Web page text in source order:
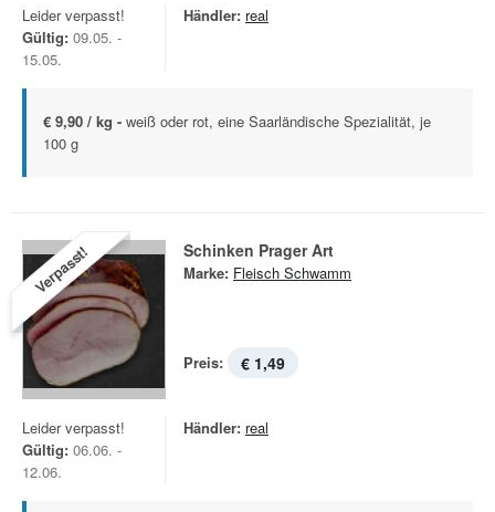
Leider verpasst!
Gültig: 09.05. -
15.05.
Händler: real
€ 9,90 / kg - weiß oder rot, eine Saarländische Spezialität, je
100 g
Verpasst! Schinken Prager Art
Marke: Fleisch Schwamm
Preis: € 1,49
Leider verpasst!
Gültig: 06.06. -
12.06.
Händler: real